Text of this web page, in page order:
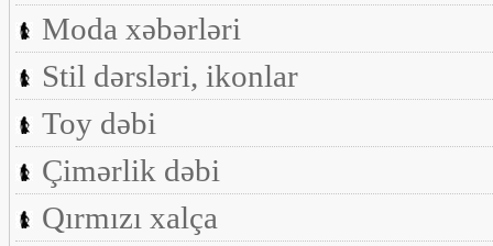
Moda xəbərləri
Stil dərsləri, ikonlar
Toy dəbi
Çimərlik dəbi
Qırmızı xalça